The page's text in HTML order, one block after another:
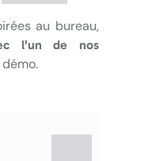
au bureau,
l’un de nos